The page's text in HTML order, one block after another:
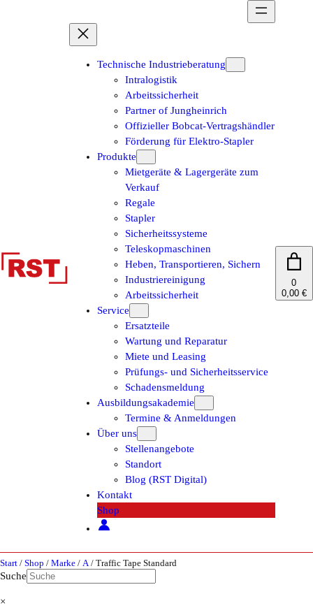
Technische Industrieberatung
Intralogistik
Arbeitssicherheit
Partner of Jungheinrich
Offizieller Bobcat-Vertragshändler
Förderung für Elektro-Stapler
Produkte
Mietgeräte & Lagergeräte zum
Verkauf
Regale
Stapler
Sicherheitssysteme
Teleskopmaschinen
Heben, Transportieren, Sichern
Industriereinigung
Arbeitssicherheit
Service
Ersatzteile
Wartung und Reparatur
Miete und Leasing
Prüfungs- und Sicherheitsservice
Schadensmeldung
Ausbildungsakademie
Termine & Anmeldungen
Über uns
Stellenangebote
Standort
Blog (RST Digital)
Kontakt
Shop
0
0,00 €
Start / Shop / Marke / A/ Traffic Tape Standard
Suche
×